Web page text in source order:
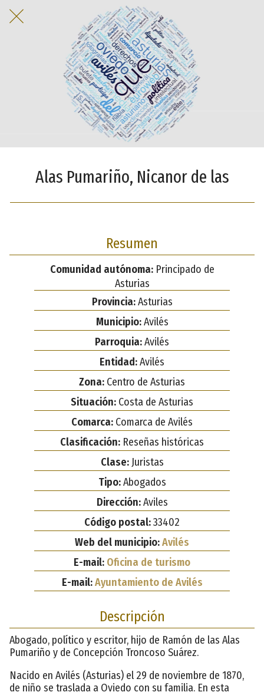
Alas Pumariño, Nicanor de las
Resumen
Comunidad autónoma:Principado de
Asturias
Provincia:Asturias
Municipio:Avilés
Parroquia:Avilés
Entidad:Avilés
Zona: Centro de Asturias
Situación: Costa de Asturias
Comarca: Comarca de Avilés
Clasificación: Reseñas históricas
Clase:Juristas
Tipo:Abogados
Dirección:Aviles
Código postal:33402
Web del municipio:Avilés
E-mail: Oficina de turismo
E-mail:Ayuntamiento de Avilés
Descripción
Abogado, político y escritor, hijo de Ramón de las Alas
Pumariño y de Concepción Troncoso Suárez.
Nacido en Avilés (Asturias) el 29 de noviembre de 1870,
de niño se traslada a Oviedo con su familia. En esta